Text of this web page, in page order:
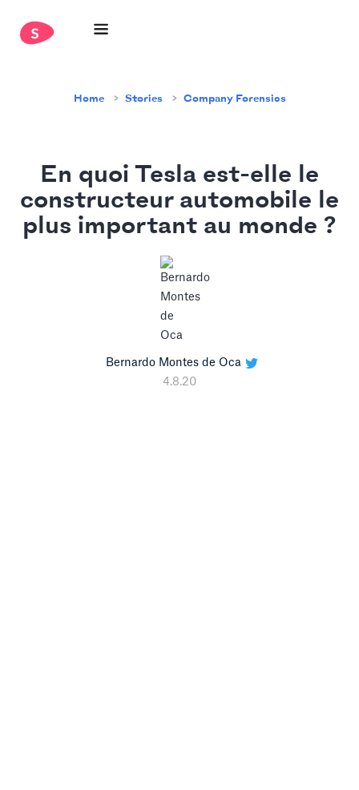
Home Stories Company Forensics
En quoi Tesla est-elle le
constructeur automobile le
plus important au monde ?
Bernardo Montes de Oca
4.8.20